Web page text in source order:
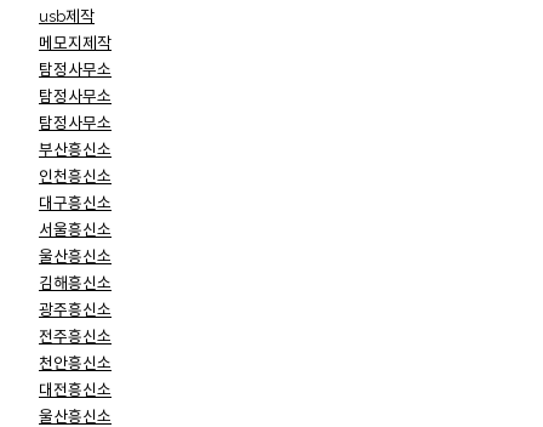
usb제작
메모지제작
탐정사무소
탐정사무소
탐정사무소
부산흥신소
인천흥신소
대구흥신소
서울흥신소
울산흥신소
김해흥신소
광주흥신소
전주흥신소
천안흥신소
대전흥신소
울산흥신소